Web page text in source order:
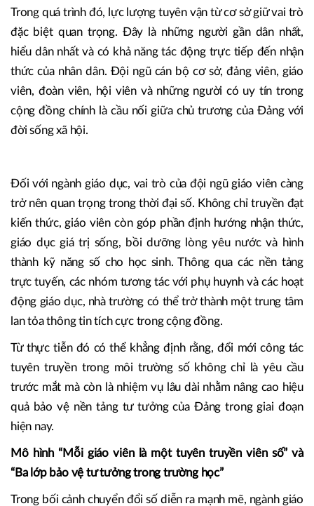
Trong quá trình đó, lực lượng tuyên vận từ cơ sở giữ vai trò
đặc biệt quan trọng. Đây là những người gần dân nhất,
hiểu dân nhất và có khả năng tác động trực tiếp đến nhận
thức của nhân dân. Đội ngũ cán bộ cơ sở, đảng viên, giáo
viên, đoàn viên, hội viên và những người có uy tín trong
cộng đồng chính là cầu nối giữa chủ trương của Đảng với
đời sống xã hội.
Đối với ngành giáo dục, vai trò của đội ngũ giáo viên càng
trở nên quan trọng trong thời đại số. Không chỉ truyền đạt
kiến thức, giáo viên còn góp phần định hướng nhận thức,
giáo dục giá trị sống, bồi dưỡng lòng yêu nước và hình
thành kỹ năng số cho học sinh. Thông qua các nền tảng
trực tuyến, các nhóm tương tác với phụ huynh và các hoạt
động giáo dục, nhà trường có thể trở thành một trung tâm
lan tỏa thông tin tích cực trong cộng đồng.
Từ thực tiễn đó có thể khẳng định rằng, đổi mới công tác
tuyên truyền trong môi trường số không chỉ là yêu cầu
trước mắt mà còn là nhiệm vụ lâu dài nhằm nâng cao hiệu
quả bảo vệ nền tảng tư tưởng của Đảng trong giai đoạn
hiện nay.
Mô hình “Mỗi giáo viên là một tuyên truyền viên số” và
“Ba lớp bảo vệ tư tưởng trong trường học”
Trong bối cảnh chuyển đổi số diễn ra mạnh mẽ, ngành giáo